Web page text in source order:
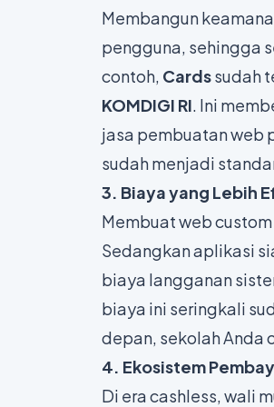
Membangun
pengguna, sehingga
contoh, Cardssudah
KOMDIGI RI. Ini
jasa pembuatan web
sudah menjadi
3. Biaya yang Lebih
Membuat web
Sedangkan aplikasi
biaya langganan
biaya ini seringkali
depan, sekolah Anda
4. Ekosistem
Di eracashless, wali